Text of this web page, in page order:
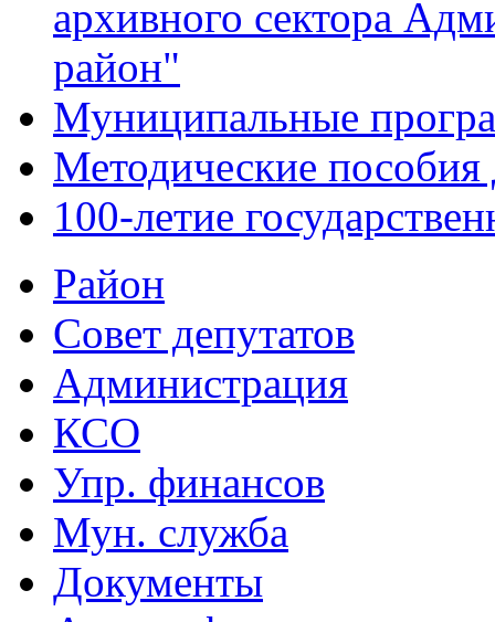
архивного сектора
район"
Муниципальные
Методические пособия
100-летие
Район
Совет депутатов
Администрация
КСО
Упр. финансов
Мун. служба
Документы